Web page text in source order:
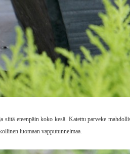
siitä eteenpäin koko kesä. Katettu parveke
luomaan vapputunnelmaa.